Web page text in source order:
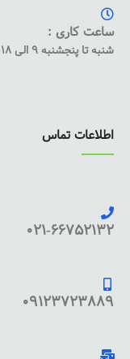
ساعت کاری :
شنبه تا پنجشنبه 9 الی 18 (مراجعه حضوری با هماهنگی قبلی)
اطلاعات تماس
021-66752132
09123723889